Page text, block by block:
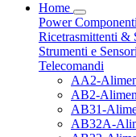
Home
Power
Ricetrasmittenti &
Strumenti e
Telecomandi
AA2-
AB2-
AB31-
AB32A-